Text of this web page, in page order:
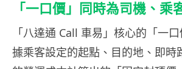
「一口價」同時為司機、乘
「八達通 Call 車易」核心的「一
據乘客設定的起點、目的地、即時